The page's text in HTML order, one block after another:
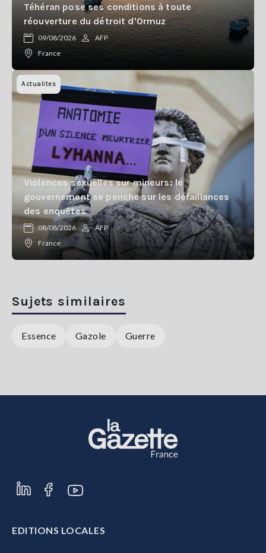
Téhéran pose ses conditions à toute
réouverture du détroit d'Ormuz
09/08/2026
AFP
France
Actualites
Violences sexuelles sur mineurs: le
gouvernement se penche sur les défaillances
des enquêtes
08/08/2026
AFP
France
Sujets similaires
Essence Gazole Guerre
EDITIONS LOCALES